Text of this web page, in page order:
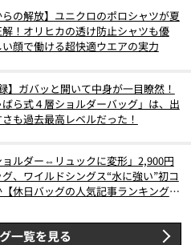
らの解放】ユニクロのポロシャツが夏
！オリヒカの透け防止シャツも優
顔で働ける超快適ウエアの実力
】ガバッと開いて中身が一目瞭然！
ら式４層ショルダーバッグ」は、出
も過去最高レベルだった！
ルダー⇔リュックに変形」2,900円
、ワイルドシングス“水に強い”初コ
休日バッグの人気記事ランキングベ
一覧を見る